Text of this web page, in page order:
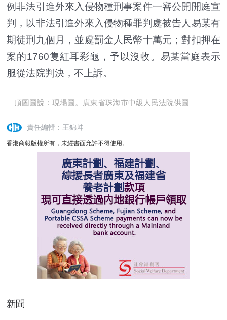
例非法引進外來入侵物種刑事案件一審公開開庭宣
判，以非法引進外來入侵物種罪判處被告人易某有
期徒刑九個月，並處罰金人民幣十萬元；對扣押在
案的1760隻紅耳彩龜，予以沒收。易某當庭表示
服從法院判決，不上訴。
頂圖圖說：現場圖。廣東省珠海市中級人民法院供圖
責任編輯：王錦坤
香港商報版權所有，未經書面允許不得使用。
新聞